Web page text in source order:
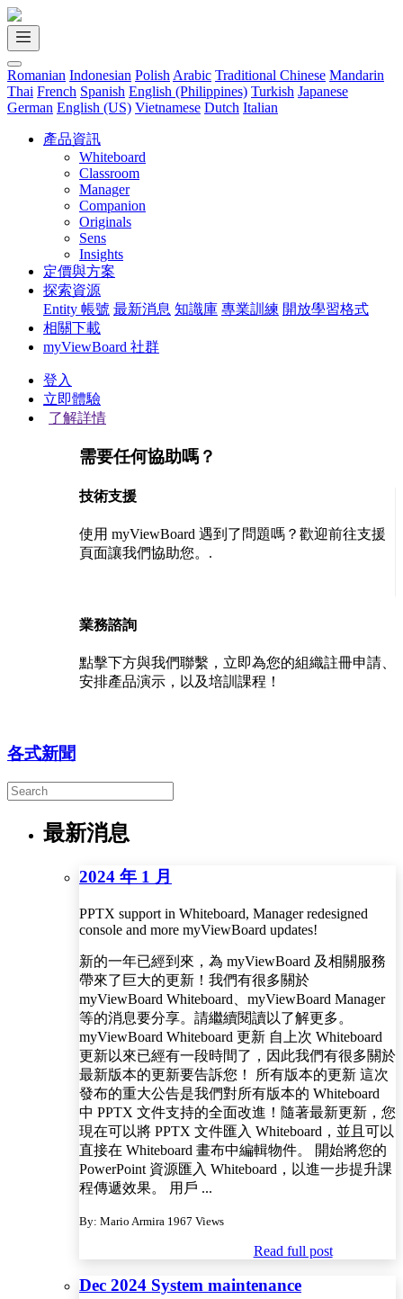
Romanian Indonesian Polish Arabic Traditional Chinese Mandarin
Thai French Spanish English (Philippines) Turkish Japanese
German English (US) Vietnamese Dutch Italian
產品資訊
Whiteboard
Classroom
Manager
Companion
Originals
Sens
Insights
定價與方案
探索資源
Entity 帳號 最新消息 知識庫 專業訓練 開放學習格式
相關下載
myViewBoard 社群
登入
立即體驗
了解詳情
需要任何協助嗎？
技術支援
使用 myViewBoard 遇到了問題嗎？歡迎前往支援
頁面讓我們協助您。.
業務諮詢
點擊下方與我們聯繫，立即為您的組織註冊申請、
安排產品演示，以及培訓課程！
各式新聞
最新消息
2024 年 1 月
PPTX support in Whiteboard, Manager redesigned
console and more myViewBoard updates!
新的一年已經到來，為 myViewBoard 及相關服務
帶來了巨大的更新！我們有很多關於
myViewBoard Whiteboard、myViewBoard Manager
等的消息要分享。請繼續閱讀以了解更多。
myViewBoard Whiteboard 更新 自上次 Whiteboard
更新以來已經有一段時間了，因此我們有很多關於
最新版本的更新要告訴您！ 所有版本的更新 這次
發布的重大公告是我們對所有版本的 Whiteboard
中 PPTX 文件支持的全面改進！隨著最新更新，您
現在可以將 PPTX 文件匯入 Whiteboard，並且可以
直接在 Whiteboard 畫布中編輯物件。 開始將您的
PowerPoint 資源匯入 Whiteboard，以進一步提升課
程傳遞效果。 用戶 ...
By: Mario Armira 1967 Views
Read full post
Dec 2024 System maintenance